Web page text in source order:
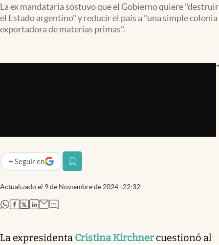
Apertura
Mediakit
Argentina
La ex mandataria sostuvo que el Gobierno quiere "destruir
el Estado argentino" y reducir el país a "una simple colonia
exportadora de materias primas".
"
Actualizado el 9 de Noviembre de 2024 22:32
+ Seguir en
abre en nueva pestaña
abre en nueva pestaña
abre en nueva pestaña
abre en nueva pestaña
abre en nueva pestaña
La expresidenta Cristina Kirchnercuestionó al